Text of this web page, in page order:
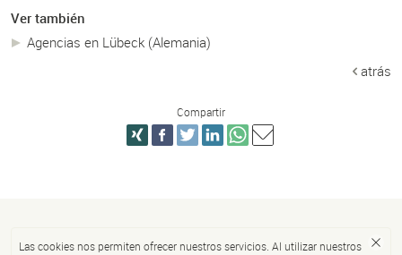
Ver también
Agencias en Lübeck (Alemania)
atrás
Compartir
Las cookies nos permiten ofrecer nuestros servicios. Al utilizar nuestros